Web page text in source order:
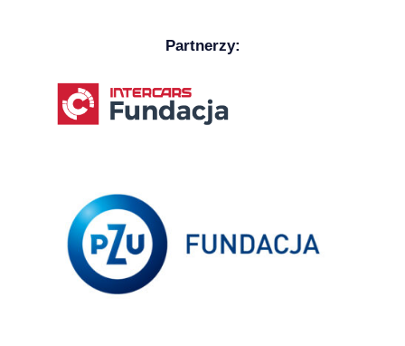
Partnerzy: